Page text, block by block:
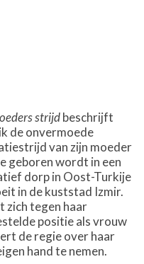
strijdbeschrijft
de onvermoede
van zijn moeder
geboren wordt in een
dorp in Oost-Turkije
in de kuststad Izmir.
zich tegen haar
positie als vrouw
de regie over haar
hand te nemen.